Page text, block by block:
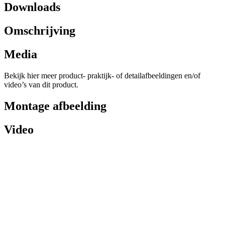
Downloads
Omschrijving
Media
Bekijk hier meer product- praktijk- of detailafbeeldingen en/of
video’s van dit product.
Montage afbeelding
Video